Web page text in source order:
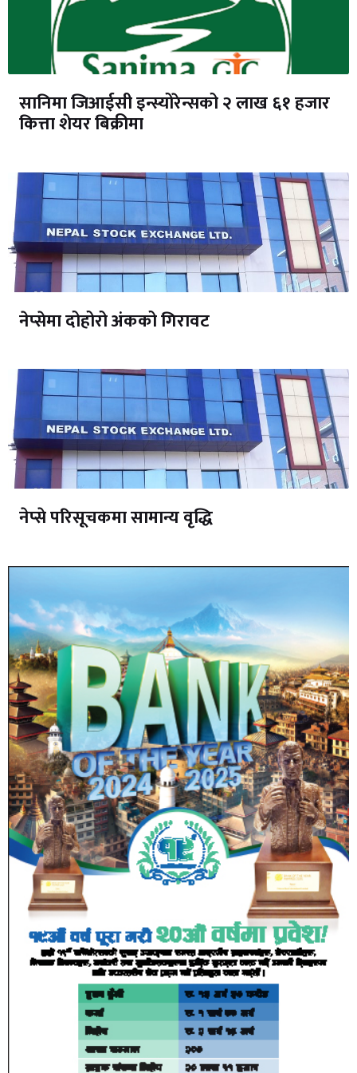
सानिमा जिआईसी इन्स्योरेन्सको २ लाख ६१ हजार
कित्ता शेयर बिक्रीमा
नेप्सेमा दोहोरो अंकको गिरावट
नेप्से परिसूचकमा सामान्य वृद्धि